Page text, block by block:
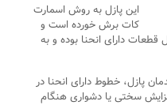
این پازل به روش اسمارت
کات برش خورده است و
دارای انحنا بوده و به
پازل، خطوط دارای انحنا در
سختی یا دشواری هنگام